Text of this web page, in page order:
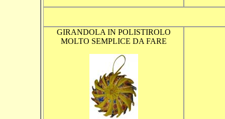
GIRANDOLA IN POLISTIROLO
MOLTO SEMPLICE DA FARE